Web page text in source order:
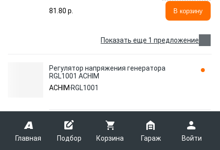
Главная Подбор Корзина Гараж Войти
81.80 p.
В корзину
Показать еще 1 предложение
Регулятор напряжения генератора
RGL1001 ACHIM
ACHIM RGL1001
Регулятор напряжения генератора
Вероятность
Наличие
1 шт.